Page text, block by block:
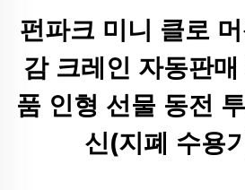
펀파크 미니 클로
감 크레인 자동판
품 인형 선물 동전
신(지폐 수용